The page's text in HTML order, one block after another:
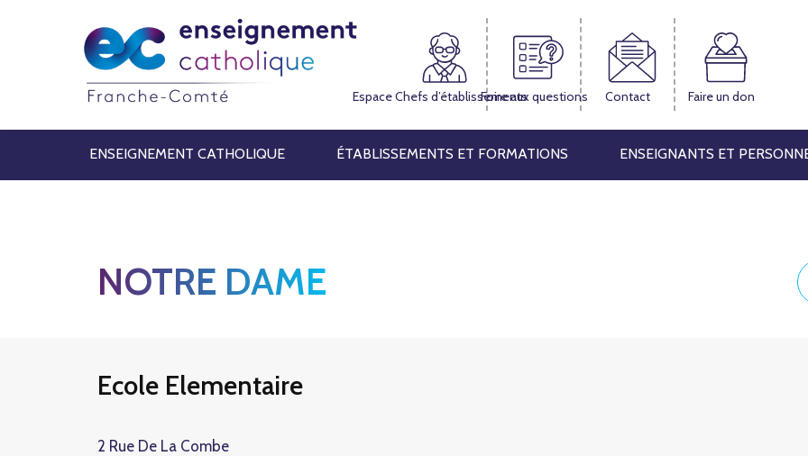
Espace Chefs d’établissementsFoire aux questions Contact Faire un don
ENSEIGNEMENT CATHOLIQUE ÉTABLISSEMENTS ET FORMATIONS ENSEIGNANTS ET
NOTRE DAME
Ecole Elementaire
2 Rue De La Combe